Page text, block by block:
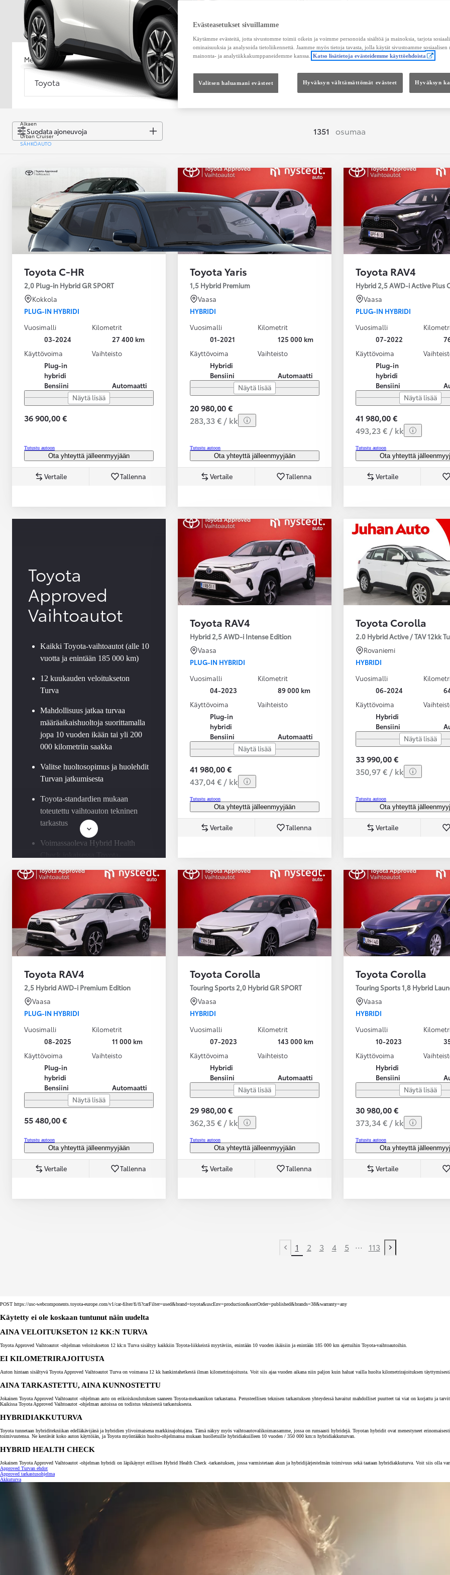
Alkaen
Urban Cruiser
SÄHKÖAUTO
Alkaen
tai kuukausierä
Merkki
Toyota
Malli
Malli
Hinta
Kokonaishinta
Suodata ajoneuvoja 1351 osumaa
Toyota C-HR
2,0 Plug-in Hybrid GR SPORT
Kokkola
PLUG-IN HYBRIDI
Vuosimalli
03-2024
Kilometrit
27 400 km
Käyttövoima
Plug-in
hybridi
Bensiini
Vaihteisto
Automaatti
Näytä lisää
36 900,00 €
Tutustu autoon
Ota yhteyttä jälleenmyyjään
Vertaile Tallenna
Toyota Yaris
1,5 Hybrid Premium
Vaasa
HYBRIDI
Vuosimalli
01-2021
Kilometrit
125 000 km
Käyttövoima
Hybridi
Bensiini
Vaihteisto
Automaatti
Näytä lisää
20 980,00 €
283,33 € / kk
Tutustu autoon
Ota yhteyttä jälleenmyyjään
Vertaile Tallenna
Toyota RAV4
Hybrid 2,5 AWD-i Active Plus
Vaasa
PLUG-IN HYBRIDI
Vuosimalli
07-2022
Käyttövoima
Plug-in
hybridi
Bensiini
Näytä lisää
41 980,00 €
493,23 € / kk
Tutustu autoon
Ota yhteyttä
Vertaile
Toyota
Approved
Vaihtoautot
Kaikki Toyota-vaihtoautot (alle 10
vuotta ja enintään 185 000 km)
12 kuukauden veloitukseton
Turva
Mahdollisuus jatkaa turvaa
määräaikaishuoltoja suorittamalla
jopa 10 vuoden ikään tai yli 200
000 kilometriin saakka
Valitse huoltosopimus ja huolehdit
Turvan jatkumisesta
Toyota-standardien mukaan
toteutettu vaihtoauton tekninen
tarkastus
Voimassaoleva Hybrid Health
rahoitus ja Toyota Vakuutus
Toyota RAV4
Hybrid 2,5 AWD-i Intense Edition
Vaasa
PLUG-IN HYBRIDI
Vuosimalli
04-2023
Kilometrit
89 000 km
Käyttövoima
Plug-in
hybridi
Bensiini
Vaihteisto
Automaatti
Näytä lisää
41 980,00 €
437,04 € / kk
Tutustu autoon
Ota yhteyttä jälleenmyyjään
Vertaile Tallenna
Toyota Corolla
2.0 Hybrid Active / TAV 12kk
Rovaniemi
HYBRIDI
Vuosimalli
06-2024
Käyttövoima
Hybridi
Bensiini
Näytä lisää
33 990,00 €
350,97 € / kk
Tutustu autoon
Ota yhteyttä
Vertaile
Toyota RAV4
2,5 Hybrid AWD-i Premium Edition
Vaasa
PLUG-IN HYBRIDI
Vuosimalli
08-2025
Kilometrit
11 000 km
Käyttövoima
Plug-in
hybridi
Bensiini
Vaihteisto
Automaatti
Näytä lisää
55 480,00 €
Tutustu autoon
Ota yhteyttä jälleenmyyjään
Vertaile Tallenna
Toyota Corolla
Touring Sports 2,0 Hybrid GR SPORT
Vaasa
HYBRIDI
Vuosimalli
07-2023
Kilometrit
143 000 km
Käyttövoima
Hybridi
Bensiini
Vaihteisto
Automaatti
Näytä lisää
29 980,00 €
362,35 € / kk
Tutustu autoon
Ota yhteyttä jälleenmyyjään
Vertaile Tallenna
Toyota Corolla
Touring Sports 1,8 Hybrid
Vaasa
HYBRIDI
Vuosimalli
10-2023
Käyttövoima
Hybridi
Bensiini
Näytä lisää
30 980,00 €
373,34 € / kk
Tutustu autoon
Ota yhteyttä
Vertaile
Previous page
1 2 3 4 5 ... 113
Next page
POST https://usc-webcomponents.toyota-europe.com/v1/car-filter/fi/fi?carFilter=used&brand=toyota&uscEnv=production&sortOrder=published&brands=38&warranty=any
Käytetty ei ole koskaan tuntunut näin uudelta
AINA VELOITUKSETON 12 KK:N TURVA
Toyota Approved Vaihtoautot -ohjelman veloitukseton 12 kk:n Turva sisältyy kaikkiin Toyota-liikkeistä myytäviin, enintään 10 vuoden ikäisiin ja enintään 185 000 km ajettuihin Toyota-vaihtoautoihin.
EI KILOMETRIRAJOITUSTA
Auton hintaan sisältyvä Toyota Approved Vaihtoautot Turva on voimassa 12 kk hankintahetkestä ilman kilometrirajoitusta. Voit siis ajaa vuoden aikana niin paljon kuin haluat vailla huolta kilometrirajoituksen
AINA TARKASTETTU, AINA KUNNOSTETTU
Jokainen Toyota Approved Vaihtoautot -ohjelman auto on erikoiskoulutuksen saaneen Toyota-mekaanikon tarkastama. Perusteellisen teknisen tarkastuksen yhteydessä havaitut mahdolliset puutteet tai viat on korjattu ja
Kaikissa Toyota Approved Vaihtoautot -ohjelman autoissa on todistus teknisestä tarkastuksesta.
HYBRIDIAKKUTURVA
Toyota tunnetaan hybriditekniikan edelläkävijänä ja hybridien ylivoimaisena markkinajohtajana. Tämä näkyy myös vaihtoautovalikoimassamme, jossa on runsaasti hybridejä. Toyotan hybridit ovat menestyneet
toimivuutensa. Ne kestävät koko auton käyttöiän, ja Toyota myöntääkin huolto-ohjelmansa mukaan huolletuille hybridiakuilleen 10 vuoden / 350 000 km:n hybridiakkuturvan.
HYBRID HEALTH CHECK
Jokainen Toyota Approved Vaihtoautot -ohjelman hybridi on läpikäynyt erillisen Hybrid Health Check -tarkastuksen, jossa varmistetaan akun ja hybridijärjestelmän toimivuus sekä taataan hybridiakkuturva. Voit siis olla
Approved Turvan ehdot
Approved tarkastusohjelma
Akkuturva
Evästeasetukset sivuillamme
Käytämme evästeitä, jotta sivustomme toimii oikein ja voimme personoida sisältöä ja mainoksia, tarjota
ominaisuuksia ja analysoida tietoliikennettä. Jaamme myös tietoja tavasta, jolla käytät sivustoamme sosiaalisen
mainonta- ja analytiikkakumppaneidemme kanssa.
Katso lisätietoja evästeidemme käyttöehdoista
Valitsen haluamani evästeet Hyväksyn välttämättömät evästeet Hyväksyn